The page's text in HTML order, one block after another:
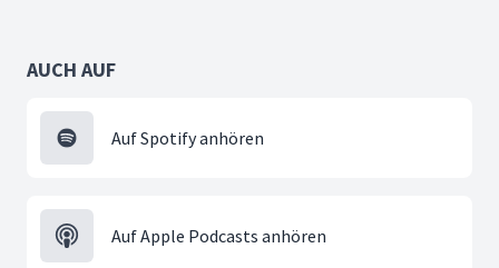
AUCH AUF
Auf Spotify anhören
Auf Apple Podcasts anhören